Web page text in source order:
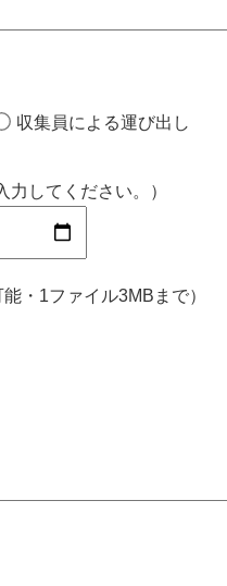
収集員による運び出し
してください。）
・1ファイル3MBまで）